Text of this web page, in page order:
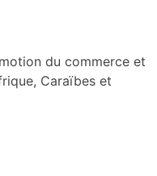
du commerce et
Caraïbes et